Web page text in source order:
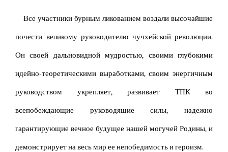
Все участники бурным ликованием воздали высочайшие
почести великому руководителю чучхейской революции.
Он своей дальновидной мудростью, своими глубокими
идейно-теоретическими выработками, своим энергичным
руководством укрепляет, развивает ТПК во
всепобеждающие руководящие силы, надежно
гарантирующие вечное будущее нашей могучей Родины, и
демонстрирует на весь мир ее непобедимость и героизм.